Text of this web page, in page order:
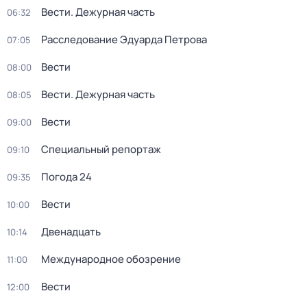
06:32 Вести. Дежурная часть
07:05 Расследование Эдуарда Петрова
08:00 Вести
08:05 Вести. Дежурная часть
09:00 Вести
09:10 Специальный репортаж
09:35 Погода 24
10:00 Вести
10:14 Двенадцать
11:00 Международное обозрение
12:00 Вести